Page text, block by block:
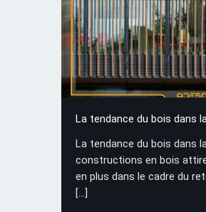
La tendance du bois dans
La tendance du bois dans
constructions en bois
en plus dans le cadre du
[…]